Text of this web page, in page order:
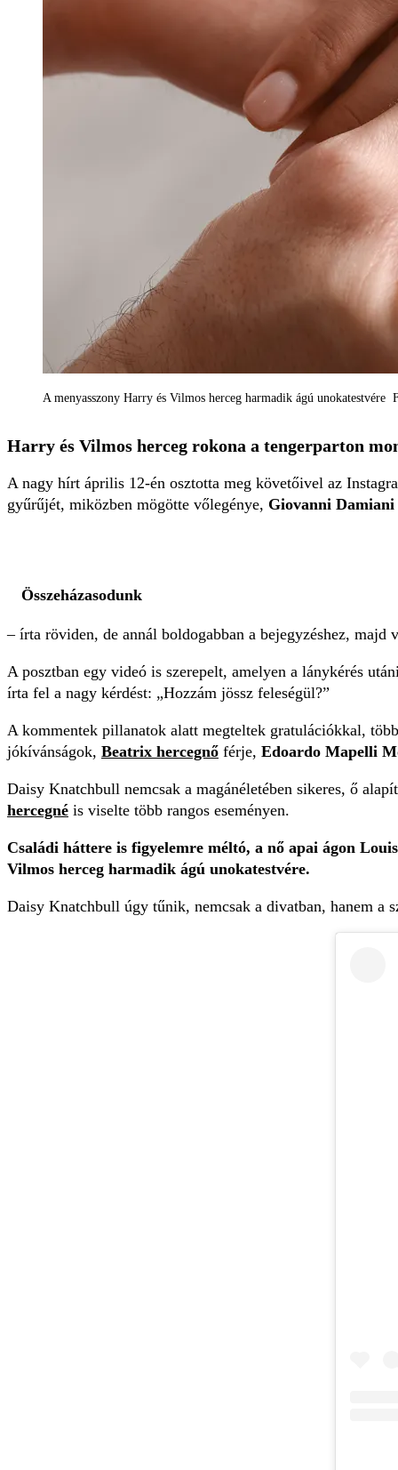
A menyasszony Harry és Vilmos herceg harmadik ágú unokatestvére
Harry és Vilmos herceg rokona a tengerparton
A nagy hírt április 12-én osztotta meg követőivel az
gyűrűjét, miközben mögötte vőlegénye, Giovanni Damiani
Összeházasodunk
– írta röviden, de annál boldogabban a bejegyzéshez,
A posztban egy videó is szerepelt, amelyen a lánykérés
írta fel a nagy kérdést: „Hozzám jössz feleségül?”
A kommentek pillanatok alatt megteltek gratulációkkal,
jókívánságok, Beatrix hercegnő férje, Edoardo Mapelli
Daisy Knatchbull nemcsak a magánéletében sikeres, ő
hercegné is viselte több rangos eseményen.
Családi háttere is figyelemre méltó, a nő apai ágon
Vilmos herceg harmadik ágú unokatestvére.
Daisy Knatchbull úgy tűnik, nemcsak a divatban, hanem a